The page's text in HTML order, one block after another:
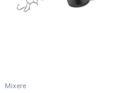
Mixere